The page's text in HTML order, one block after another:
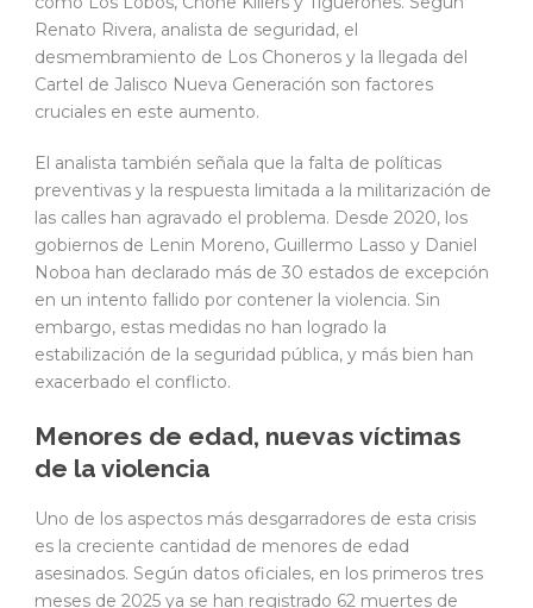
Renato Rivera, analista de seguridad, el
desmembramiento de Los Choneros y la llegada del
Cartel de Jalisco Nueva Generación son factores
cruciales en este aumento.
El analista también señala que la falta de políticas
preventivas y la respuesta limitada a la militarización de
las calles han agravado el problema. Desde 2020, los
gobiernos de Lenin Moreno, Guillermo Lasso y Daniel
Noboa han declarado más de 30 estados de excepción
en un intento fallido por contener la violencia. Sin
embargo, estas medidas no han logrado la
estabilización de la seguridad pública, y más bien han
exacerbado el conflicto.
Menores de edad, nuevas víctimas
de la violencia
Uno de los aspectos más desgarradores de esta crisis
es la creciente cantidad de menores de edad
asesinados. Según datos oficiales, en los primeros tres
meses de 2025 ya se han registrado 62 muertes de